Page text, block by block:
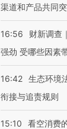
渠道和产品共同
16:56
财新调查
强劲 受哪些因素
16:42 生态环境
衔接与追责规则
15:10 看空消费